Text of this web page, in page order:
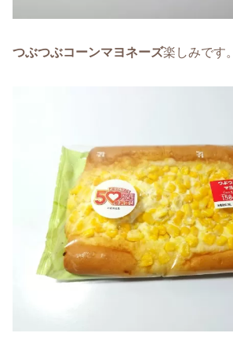
つぶつぶコーンマヨネーズ楽しみです。